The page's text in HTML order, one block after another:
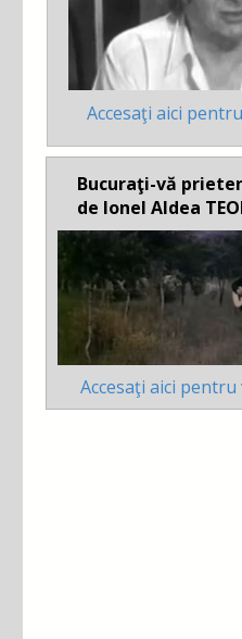
Accesaţi aici
Bucuraţi-vă
de Ionel Aldea
Accesaţi aici